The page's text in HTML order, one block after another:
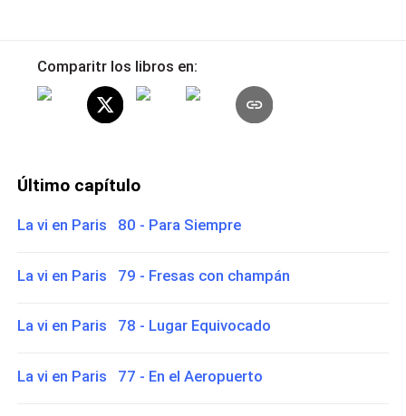
Comparitr los libros en:
Último capítulo
La vi en Paris 80 - Para Siempre
La vi en Paris 79 - Fresas con champán
La vi en Paris 78 - Lugar Equivocado
La vi en Paris 77 - En el Aeropuerto